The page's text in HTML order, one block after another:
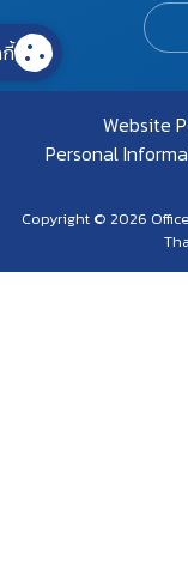
Website
Personal
Copyright © 2026